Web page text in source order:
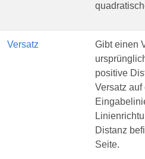
Versatz
Gibt einen
positive
Versatz
Distanz
Seite.